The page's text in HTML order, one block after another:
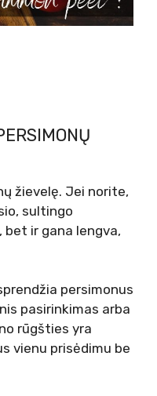
žievelę. Jei norite,
sultingo
bet ir gana lengva,
persimonus
pasirinkimas arba
rūgšties yra
vienu prisėdimu be